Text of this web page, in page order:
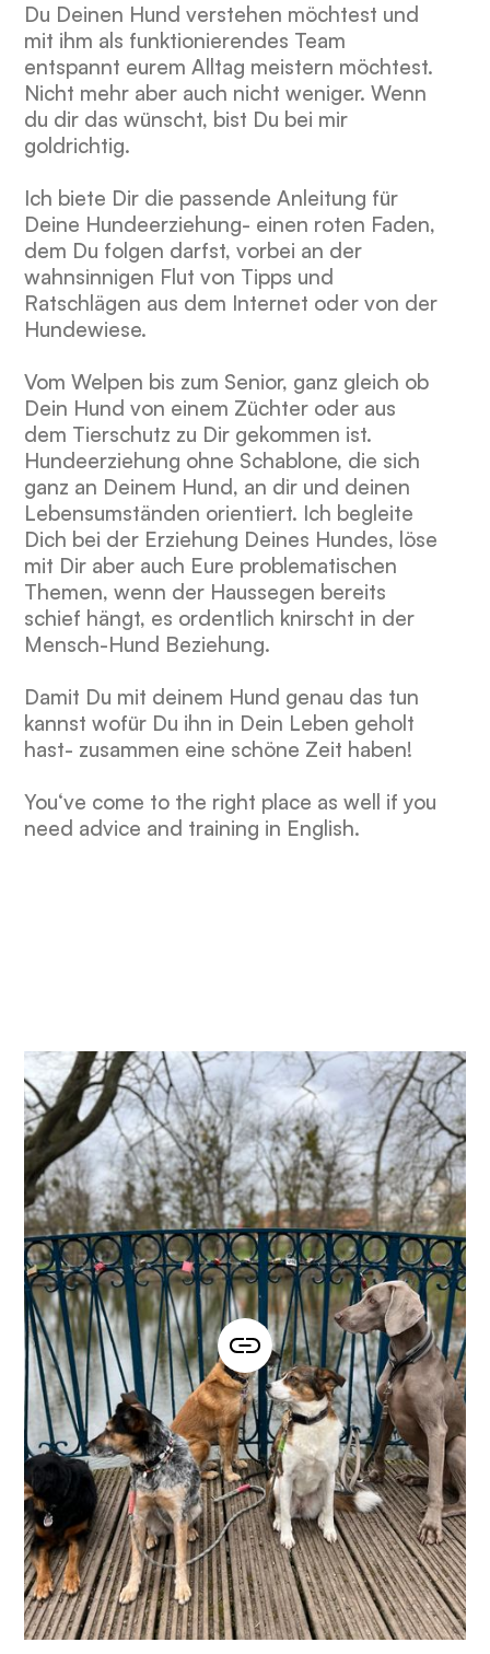
Du Deinen Hund verstehen möchtest und
mit ihm als funktionierendes Team
entspannt eurem Alltag meistern möchtest.
Nicht mehr aber auch nicht weniger. Wenn
du dir das wünscht, bist Du bei mir
goldrichtig.
Ich biete Dir die passende Anleitung für
Deine Hundeerziehung- einen roten Faden,
dem Du folgen darfst, vorbei an der
wahnsinnigen Flut von Tipps und
Ratschlägen aus dem Internet oder von der
Hundewiese.
Vom Welpen bis zum Senior, ganz gleich ob
Dein Hund von einem Züchter oder aus
dem Tierschutz zu Dir gekommen ist.
Hundeerziehung ohne Schablone, die sich
ganz an Deinem Hund, an dir und deinen
Lebensumständen orientiert. Ich begleite
Dich bei der Erziehung Deines Hundes, löse
mit Dir aber auch Eure problematischen
Themen, wenn der Haussegen bereits
schief hängt, es ordentlich knirscht in der
Mensch-Hund Beziehung.
Damit Du mit deinem Hund genau das tun
kannst wofür Du ihn in Dein Leben geholt
hast- zusammen eine schöne Zeit haben!
You‘ve come to the right place as well if you
need advice and training in English.